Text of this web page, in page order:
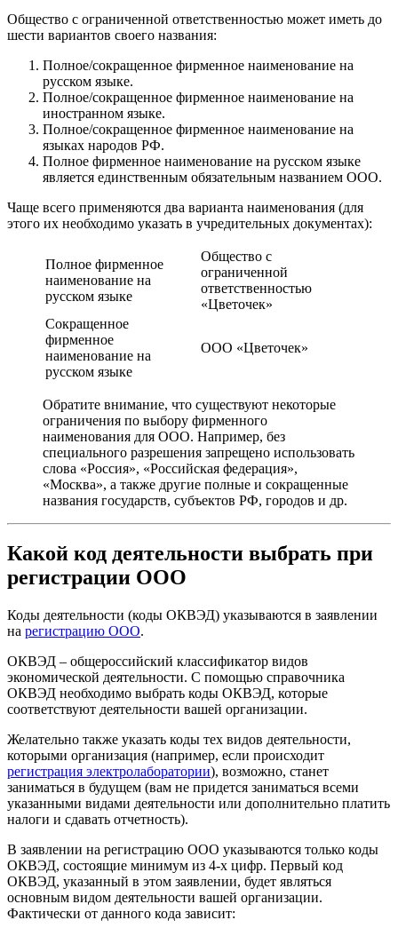
Общество с ограниченной ответственностью может иметь до
шести вариантов своего названия:
Полное/сокращенное фирменное наименование на
русском языке.
Полное/сокращенное фирменное наименование на
иностранном языке.
Полное/сокращенное фирменное наименование на
языках народов РФ.
Полное фирменное наименование на русском языке
является единственным обязательным названием ООО.
Чаще всего применяются два варианта наименования (для
этого их необходимо указать в учредительных документах):
Полное фирменное
наименование на
русском языке
Общество с
ограниченной
ответственностью
«Цветочек»
Сокращенное
фирменное
наименование на
русском языке
ООО «Цветочек»
Обратите внимание, что существуют некоторые
ограничения по выбору фирменного
наименования для ООО. Например, без
специального разрешения запрещено использовать
слова «Россия», «Российская федерация»,
«Москва», а также другие полные и сокращенные
названия государств, субъектов РФ, городов и др.
Какой код деятельности выбрать при
регистрации ООО
Коды деятельности (коды ОКВЭД) указываются в заявлении
на регистрацию ООО.
ОКВЭД – общероссийский классификатор видов
экономической деятельности. С помощью справочника
ОКВЭД необходимо выбрать коды ОКВЭД, которые
соответствуют деятельности вашей организации.
Желательно также указать коды тех видов деятельности,
которыми организация (например, если происходит
регистрация электролаборатории), возможно, станет
заниматься в будущем (вам не придется заниматься всеми
указанными видами деятельности или дополнительно платить
налоги и сдавать отчетность).
В заявлении на регистрацию ООО указываются только коды
ОКВЭД, состоящие минимум из 4-х цифр. Первый код
ОКВЭД, указанный в этом заявлении, будет являться
основным видом деятельности вашей организации.
Фактически от данного кода зависит: